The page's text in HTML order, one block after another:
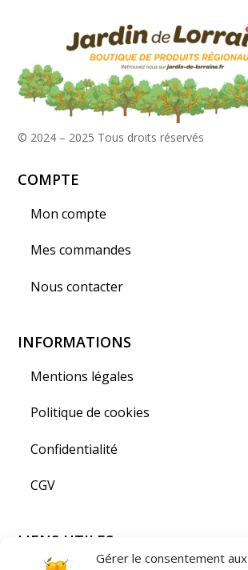
Gérer le consentement aux
© 2024 – 2025 Tous droits réservés
COMPTE
Mon compte
Mes commandes
Nous contacter
INFORMATIONS
Mentions légales
Politique de cookies
Confidentialité
CGV
LIENS UTILES